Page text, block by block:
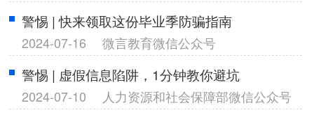
警惕 | 快来领取这份毕业季防骗指南
2024-07-16 微言教育微信公众号
警惕 | 虚假信息陷阱，1分钟教你避坑
2024-07-10 人力资源和社会保障部微信公众号